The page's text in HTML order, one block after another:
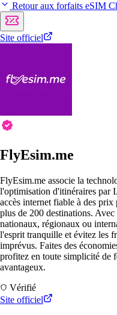
Retour aux forfaits eSIM
Site officiel
FlyEsim.me
FlyEsim.me associe la
l'optimisation d'itinéraires par
accès internet fiable à des prix
plus de 200 destinations.
nationaux, régionaux ou
l'esprit tranquille et évitez les
imprévus. Faites des
profitez en toute simplicité de
avantageux.
Vérifié
Site officiel